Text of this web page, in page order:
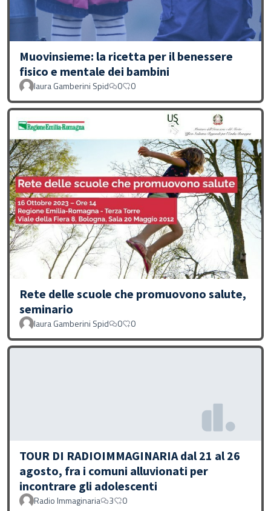
Muovinsieme: la ricetta per il benessere
fisico e mentale dei bambini
laura Gamberini Spid 0 0
Rete delle scuole che promuovono salute,
seminario
laura Gamberini Spid 0 0
TOUR DI RADIOIMMAGINARIA dal 21 al 26
agosto, fra i comuni alluvionati per
incontrare gli adolescenti
Radio Immaginaria 3 0